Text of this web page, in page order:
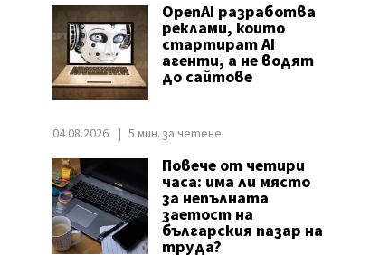
OpenAI разработва
реклами, които
стартират AI
агенти, а не водят
до сайтове
04.08.2026 5 мин. за четене
Повече от четири
часа: има ли място
за непълната
заетост на
българския пазар на
труда?